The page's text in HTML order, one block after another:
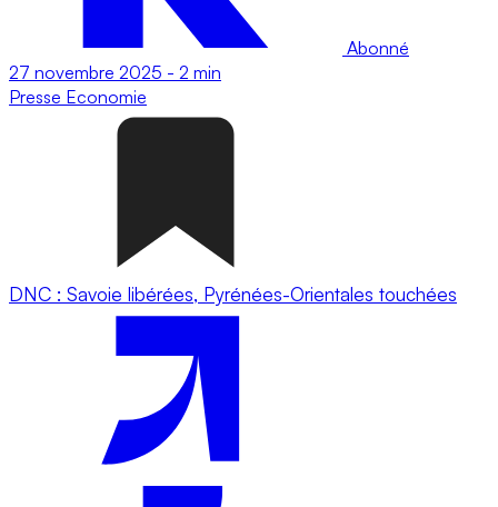
Abonné
27 novembre 2025 - 2 min
Presse Economie
DNC : Savoie libérées, Pyrénées-Orientales touchées